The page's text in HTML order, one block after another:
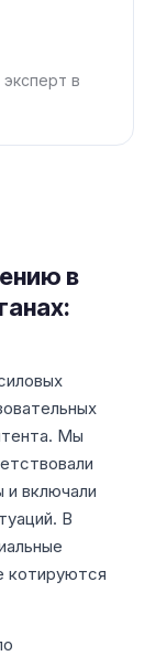
в
в
Мы
и включали
В
котируются